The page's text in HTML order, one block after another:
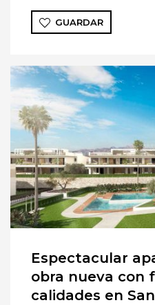
GUARDAR
Espectacular
obra nueva con
calidades en